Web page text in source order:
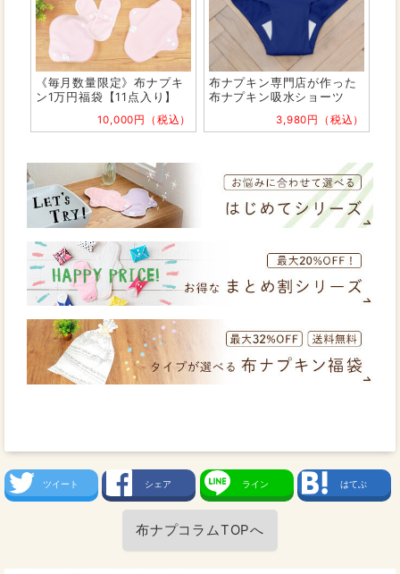
《毎月数量限定》布ナプキ
ン1万円福袋【11点入り】
10,000円（税込）
布ナプキン専門店が作った
布ナプキン吸水ショーツ
3,980円（税込）
ツイート シェア ライン はてぶ
布ナプコラムTOPへ